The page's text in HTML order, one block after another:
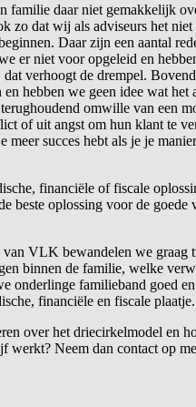
familie daar niet gemakkelijk
zo dat wij als adviseurs het
Daar zijn een aantal
er niet voor opgeleid en
dat verhoogt de drempel.
en hebben we geen idee wat
omwille van een
of uit angst om hun klant te
meer succes hebt als je je
financiële of fiscale
beste oplossing voor de goede
van VLK bewandelen we graag
binnen de familie, welke
onderlinge familieband goed
financiële en fiscale plaatje.
over het driecirkelmodel en
werkt? Neem dan contact op